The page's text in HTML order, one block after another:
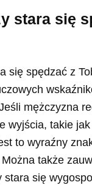
stara się
się spędzać z
mężczyzna
wyjścia, takie
to wyraźny
także
stara się